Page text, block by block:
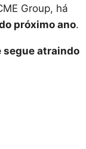
Group, há
próximo ano.
segue atraindo